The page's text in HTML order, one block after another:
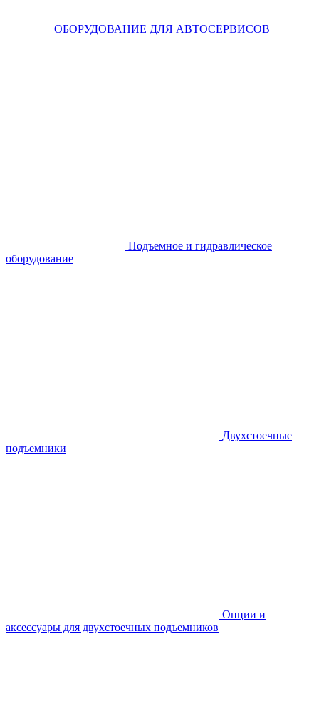
ОБОРУДОВАНИЕ ДЛЯ АВТОСЕРВИСОВ
Подъемное и гидравлическое
оборудование
Двухстоечные
подъемники
Опции и
аксессуары для двухстоечных подъемников